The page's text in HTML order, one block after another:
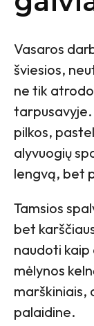
Vasaros
šviesios,
ne tik
tarpusavyje.
pilkos,
alyvuogių
lengvą, bet
Tamsios
bet
naudoti kaip
mėlynos
marškiniais,
palaidine.